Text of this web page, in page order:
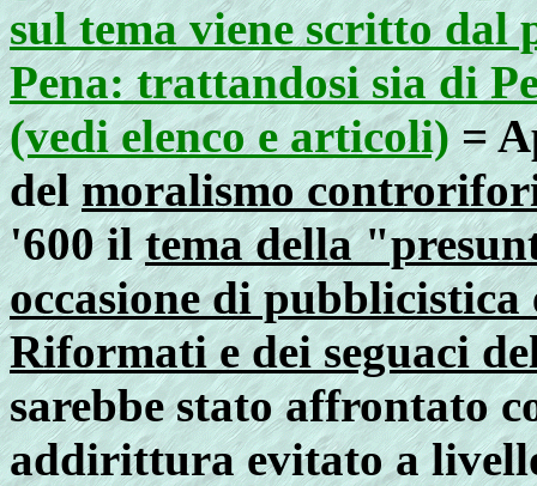
sul tema viene scritto dal
Pena: trattandosi sia di
(vedi elenco e articoli) =
delmoralismo
'600 iltema della
occasione di
Riformati e dei seguaci
sarebbe stato affrontato
addirittura evitato a